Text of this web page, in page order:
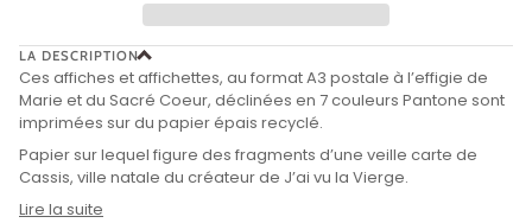
LA DESCRIPTION
Ces affiches et affichettes, au format A3 postale à l’effigie de
Marie et du Sacré Coeur, déclinées en 7 couleurs Pantone sont
imprimées sur du papier épais recyclé.
Papier sur lequel figure des fragments d’une veille carte de
Cassis, ville natale du créateur de J’ai vu la Vierge.
Lire la suite